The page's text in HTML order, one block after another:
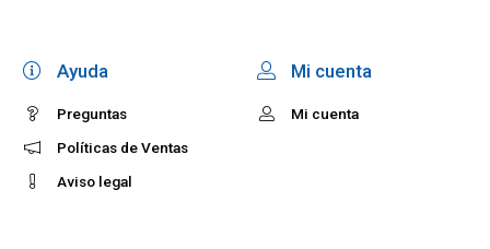
Ayuda
Preguntas
Políticas de Ventas
Aviso legal
Mi cuenta
Mi cuenta